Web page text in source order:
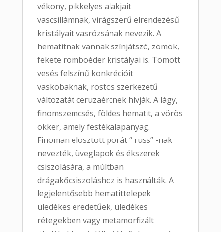
vékony, pikkelyes alakjait
vascsillámnak, virágszerű elrendezésű
kristályait vasrózsának nevezik. A
hematitnak vannak színjátszó, zömök,
fekete romboéder kristályai is. Tömött
vesés felszínű konkrécióit
vaskobaknak, rostos szerkezetű
változatát ceruzaércnek hívják. A lágy,
finomszemcsés, földes hematit, a vörös
okker, amely festékalapanyag.
Finoman elosztott porát “ russ” -nak
nevezték, üveglapok és ékszerek
csiszolására, a múltban
drágakőcsiszoláshoz is használták. A
legjelentősebb hematittelepek
üledékes eredetűek, üledékes
rétegekben vagy metamorfizált